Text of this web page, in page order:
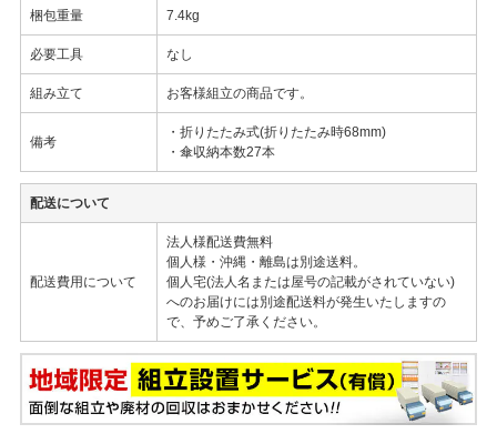
梱包重量 7.4kg
必要工具 なし
組み立て お客様組立の商品です。
備考
・折りたたみ式(折りたたみ時68mm)
・傘収納本数27本
配送について
配送費用について
法人様配送費無料
個人様・沖縄・離島は別途送料。
個人宅(法人名または屋号の記載がされていない)
へのお届けには別途配送料が発生いたしますの
で、予めご了承ください。